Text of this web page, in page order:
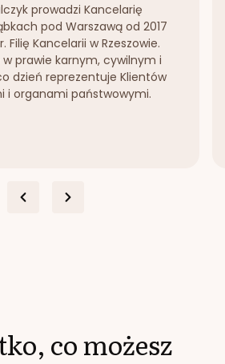
prowadzi Kancelarię
pod Warszawą od 2017
Filię Kancelarii w Rzeszowie.
w prawie karnym, cywilnym i
dzień reprezentuje Klientów
i organami państwowymi.
co możesz